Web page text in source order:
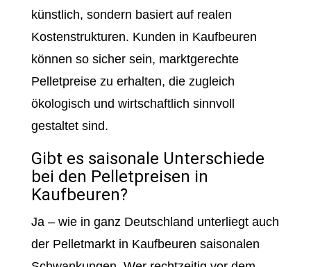
künstlich, sondern basiert auf realen
Kostenstrukturen. Kunden in Kaufbeuren
können so sicher sein, marktgerechte
Pelletpreise zu erhalten, die zugleich
ökologisch und wirtschaftlich sinnvoll
gestaltet sind.
Gibt es saisonale Unterschiede
bei den Pelletpreisen in
Kaufbeuren?
Ja – wie in ganz Deutschland unterliegt auch
der Pelletmarkt in Kaufbeuren saisonalen